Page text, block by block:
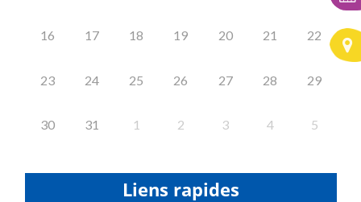
16 17 18 19 20 21 22
23 24 25 26 27 28 29
30 31 1 2 3 4 5
Liens rapides